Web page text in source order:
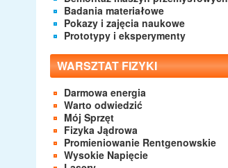
Badania materiałowe
Pokazy i zajęcia naukowe
Prototypy i eksperymenty
WARSZTAT FIZYKI
Darmowa energia
Warto odwiedzić
Mój Sprzęt
Fizyka Jądrowa
Promieniowanie Rentgenowskie
Wysokie Napięcie